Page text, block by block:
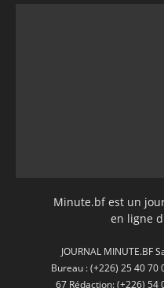
Minute.bf est un
en ligne
JOURNAL MINUTE.BF
Bureau : (+226) 25 40 70
67 Rédaction: (+226) 54